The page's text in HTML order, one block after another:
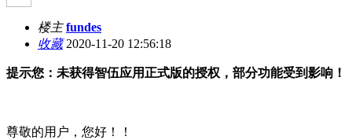
楼主 fundes
收藏2020-11-20 12:56:18
提示您：未获得智伍应用正式版的授权，部分功能受到影响！
尊敬的用户，您好！！